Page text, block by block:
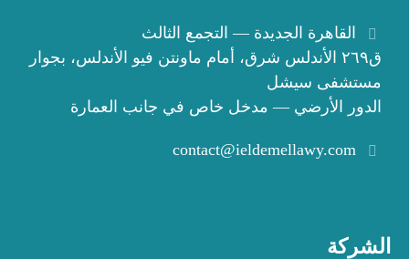
القاهرة الجديدة — التجمع الثالث
ق٢٦٩ الأندلس شرق، أمام ماونتن فيو الأندلس، بجوار
مستشفى سيشل
الدور الأرضي — مدخل خاص في جانب العمارة
contact@ieldemellawy.com
الشركة